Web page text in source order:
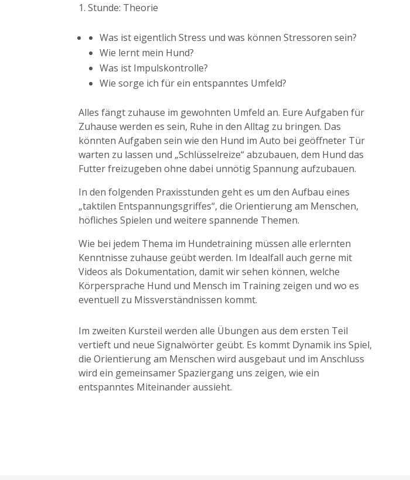
Stunde: Theorie
Was ist eigentlich Stress und was können Stressoren sein?
Wie lernt mein Hund?
Was ist Impulskontrolle?
Wie sorge ich für ein entspanntes Umfeld?
Alles fängt zuhause im gewohnten Umfeld an. Eure Aufgaben für
Zuhause werden es sein, Ruhe in den Alltag zu bringen. Das
könnten Aufgaben sein wie den Hund im Auto bei geöffneter Tür
warten zu lassen und „Schlüsselreize“ abzubauen, dem Hund das
Futter freizugeben ohne dabei unnötig Spannung aufzubauen.
In den folgenden Praxisstunden geht es um den Aufbau eines
„taktilen Entspannungsgriffes“, die Orientierung am Menschen,
höfliches Spielen und weitere spannende Themen.
Wie bei jedem Thema im Hundetraining müssen alle erlernten
Kenntnisse zuhause geübt werden. Im Idealfall auch gerne mit
Videos als Dokumentation, damit wir sehen können, welche
Körpersprache Hund und Mensch im Training zeigen und wo es
eventuell zu Missverständnissen kommt.
Im zweiten Kursteil werden alle Übungen aus dem ersten Teil
vertieft und neue Signalwörter geübt. Es kommt Dynamik ins Spiel,
die Orientierung am Menschen wird ausgebaut und im Anschluss
wird ein gemeinsamer Spaziergang uns zeigen, wie ein
entspanntes Miteinander aussieht.